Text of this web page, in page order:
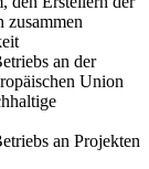
zusammen
an der
Union
an Projekten